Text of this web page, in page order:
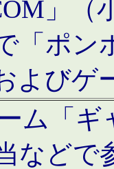
」（
「ポン
よびゲ
ム「
などで